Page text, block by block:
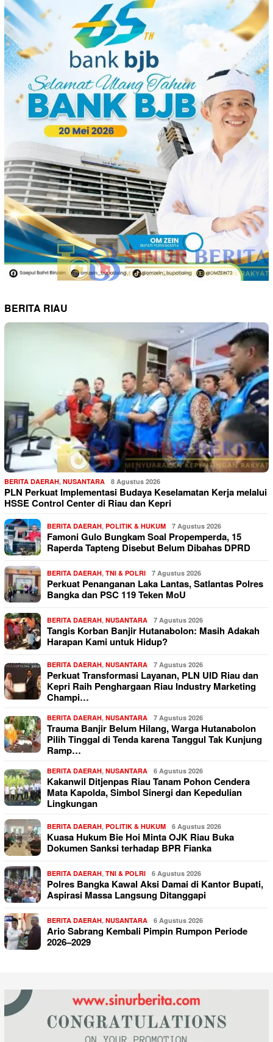
BERITA RIAU
BERITA DAERAH, NUSANTARA 8 Agustus 2026
PLN Perkuat Implementasi Budaya Keselamatan Kerja melalui
HSSE Control Center di Riau dan Kepri
BERITA DAERAH, POLITIK & HUKUM 7 Agustus 2026
Famoni Gulo Bungkam Soal Propemperda, 15
Raperda Tapteng Disebut Belum Dibahas DPRD
BERITA DAERAH, TNI & POLRI 7 Agustus 2026
Perkuat Penanganan Laka Lantas, Satlantas Polres
Bangka dan PSC 119 Teken MoU
BERITA DAERAH, NUSANTARA 7 Agustus 2026
Tangis Korban Banjir Hutanabolon: Masih Adakah
Harapan Kami untuk Hidup?
BERITA DAERAH, NUSANTARA 7 Agustus 2026
Perkuat Transformasi Layanan, PLN UID Riau dan
Kepri Raih Penghargaan Riau Industry Marketing
Champi…
BERITA DAERAH, NUSANTARA 7 Agustus 2026
Trauma Banjir Belum Hilang, Warga Hutanabolon
Pilih Tinggal di Tenda karena Tanggul Tak Kunjung
Ramp…
BERITA DAERAH, NUSANTARA 6 Agustus 2026
Kakanwil Ditjenpas Riau Tanam Pohon Cendera
Mata Kapolda, Simbol Sinergi dan Kepedulian
Lingkungan
BERITA DAERAH, POLITIK & HUKUM 6 Agustus 2026
Kuasa Hukum Bie Hoi Minta OJK Riau Buka
Dokumen Sanksi terhadap BPR Fianka
BERITA DAERAH, TNI & POLRI 6 Agustus 2026
Polres Bangka Kawal Aksi Damai di Kantor Bupati,
Aspirasi Massa Langsung Ditanggapi
BERITA DAERAH, NUSANTARA 6 Agustus 2026
Ario Sabrang Kembali Pimpin Rumpon Periode
2026–2029